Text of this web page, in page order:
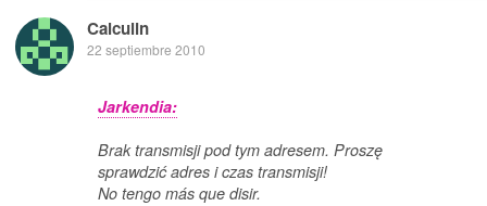
Calculin
22 septiembre 2010
Jarkendia:
Brak transmisji pod tym adresem. Proszę
sprawdzić adres i czas transmisji!
No tengo más que disir.